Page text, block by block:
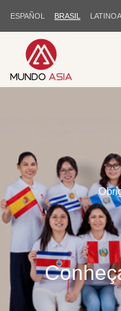
ESPAÑOL BRASIL